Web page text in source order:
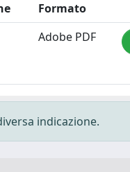
Formato
Adobe PDF
indicazione.